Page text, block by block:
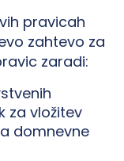
pravicah
zahtevo za
zaradi:
za vložitev
domnevne